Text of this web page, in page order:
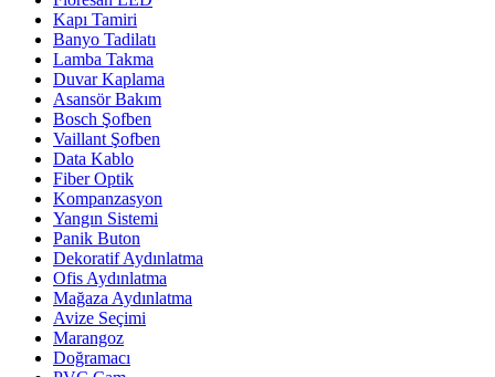
Kapı Tamiri
Banyo Tadilatı
Lamba Takma
Duvar Kaplama
Asansör Bakım
Bosch Şofben
Vaillant Şofben
Data Kablo
Fiber Optik
Kompanzasyon
Yangın Sistemi
Panik Buton
Dekoratif Aydınlatma
Ofis Aydınlatma
Mağaza Aydınlatma
Avize Seçimi
Marangoz
Doğramacı